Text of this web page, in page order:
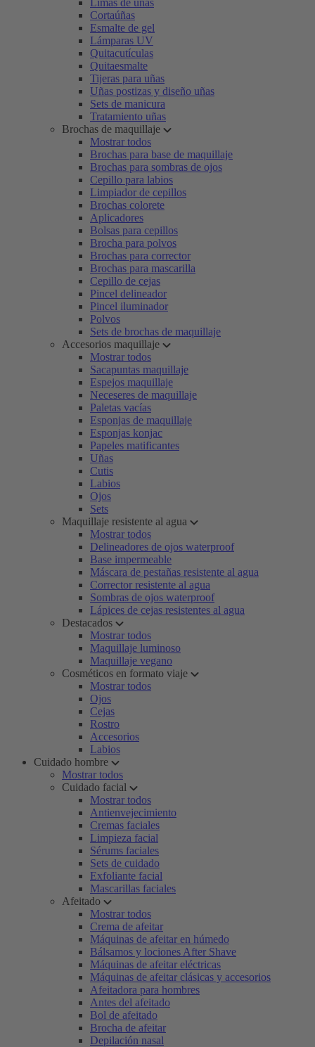
Limas de uñas
Cortaúñas
Esmalte de gel
Lámparas UV
Quitacutículas
Quitaesmalte
Tijeras para uñas
Uñas postizas y diseño uñas
Sets de manicura
Tratamiento uñas
Brochas de maquillaje
Mostrar todos
Brochas para base de maquillaje
Brochas para sombras de ojos
Cepillo para labios
Limpiador de cepillos
Brochas colorete
Aplicadores
Bolsas para cepillos
Brocha para polvos
Brochas para corrector
Brochas para mascarilla
Cepillo de cejas
Pincel delineador
Pincel iluminador
Polvos
Sets de brochas de maquillaje
Accesorios maquillaje
Mostrar todos
Sacapuntas maquillaje
Espejos maquillaje
Neceseres de maquillaje
Paletas vacías
Esponjas de maquillaje
Esponjas konjac
Papeles matificantes
Uñas
Cutis
Labios
Ojos
Sets
Maquillaje resistente al agua
Mostrar todos
Delineadores de ojos waterproof
Base impermeable
Máscara de pestañas resistente al agua
Corrector resistente al agua
Sombras de ojos waterproof
Lápices de cejas resistentes al agua
Destacados
Mostrar todos
Maquillaje luminoso
Maquillaje vegano
Cosméticos en formato viaje
Mostrar todos
Ojos
Cejas
Rostro
Accesorios
Labios
Cuidado hombre
Mostrar todos
Cuidado facial
Mostrar todos
Antienvejecimiento
Cremas faciales
Limpieza facial
Sérums faciales
Sets de cuidado
Exfoliante facial
Mascarillas faciales
Afeitado
Mostrar todos
Crema de afeitar
Máquinas de afeitar en húmedo
Bálsamos y lociones After Shave
Máquinas de afeitar eléctricas
Máquinas de afeitar clásicas y accesorios
Afeitadora para hombres
Antes del afeitado
Bol de afeitado
Brocha de afeitar
Depilación nasal